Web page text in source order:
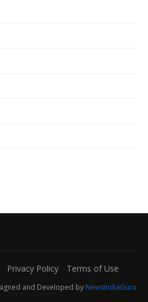
Privacy Policy Terms of Use
and Developed by NewsIndiaGuru